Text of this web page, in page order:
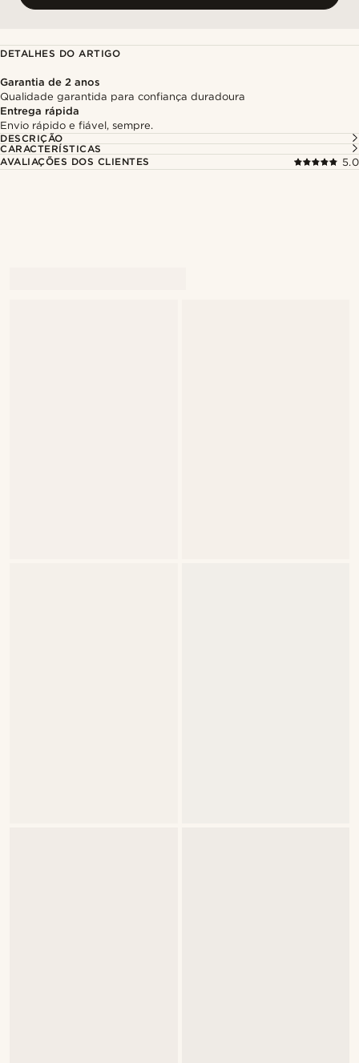
DETALHES DO ARTIGO
Garantia de 2 anos
Qualidade garantida para confiança duradoura
Entrega rápida
Envio rápido e fiável, sempre.
DESCRIÇÃO
CARACTERÍSTICAS
AVALIAÇÕES DOS CLIENTES
5.0